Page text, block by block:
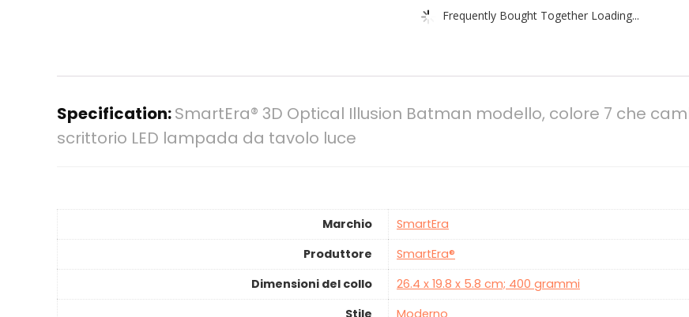
Frequently Bought Together Loading...
Specification:SmartEra® 3D Optical Illusion Batman modello, colore 7 che
scrittorio LED lampada da tavolo luce
Marchio
‎SmartEra
Produttore
‎SmartEra®
Dimensioni del collo
‎26.4 x 19.8 x 5.8 cm; 400 grammi
Stile
‎Moderno